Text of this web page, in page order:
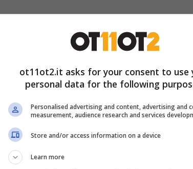
che questa situazione non sarà terminata
è stato raccontato, la duchessa de Carril
ma con la marchesa. Tuttavia, le
dopo aver saputo una verità . La
Vera sconvolta dalla
ot11ot2.it asks for your consent to use
personal data for the following
Personalised advertising and content, advertising and
measurement, audience research and services
Store and/or access information on a device
Learn more